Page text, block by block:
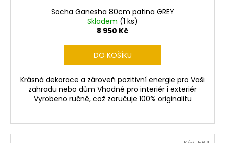
Socha Ganesha 80cm patina GREY
Skladem (1 ks)
8 950 Kč
DO KOŠÍKU
Krásná dekorace a zároveň pozitivní energie pro Vaši
zahradu nebo dům Vhodné pro interiér i exteriér
Vyrobeno ručně, což zaručuje 100% originalitu